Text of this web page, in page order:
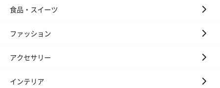
食品・スイーツ
ファッション
アクセサリー
インテリア